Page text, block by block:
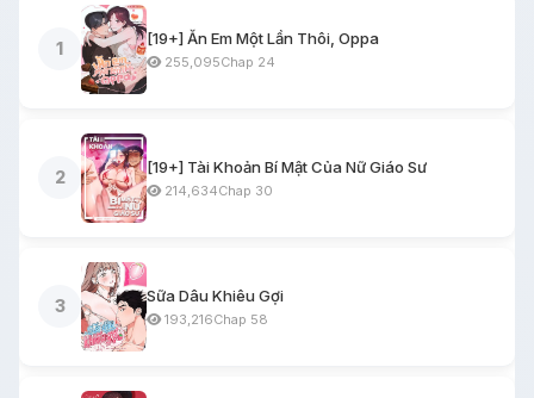
1
[19+] Ăn Em Một Lần Thôi, Oppa
255,095Chap 24
2
[19+] Tài Khoản Bí Mật Của Nữ Giáo Sư
214,634Chap 30
3
Sữa Dâu Khiêu Gợi
193,216Chap 58